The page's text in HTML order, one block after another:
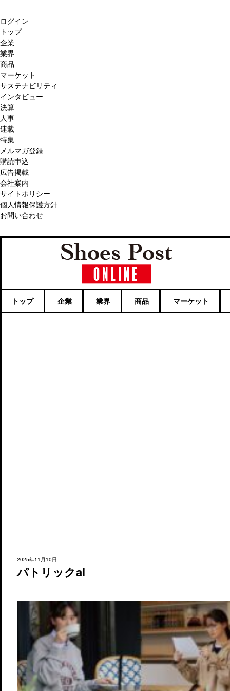
ログイン
トップ
企業
業界
商品
マーケット
サステナビリティ
インタビュー
決算
人事
連載
特集
メルマガ登録
購読申込
広告掲載
会社案内
サイトポリシー
個人情報保護方針
お問い合わせ
トップ 企業 業界 商品 マーケット
2025年11月10日
パトリックai